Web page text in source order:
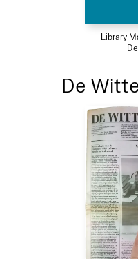
Library
De